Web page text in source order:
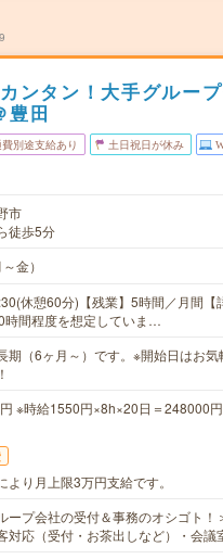
ンタン！大手グルー
豊田
費別途支給あり 土日祝日が休み
市
徒歩5分
金）
休憩60分)【残業】5時間／月間【
時間程度を想定していま…
期（6ヶ月～）です。※開始日はお気
※時給1550円×8h×20日＝248000円
より月上限3万円支給です。
ープ会社の受付＆事務のオシゴト！
対応（受付・お茶出しなど）・会